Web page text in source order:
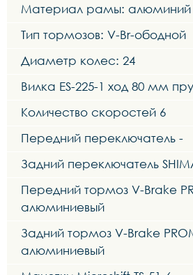
Материал рамы: алюминий
Тип тормозов: V-Br-ободной
Диаметр колес: 24
Вилка ES-225-1 ход 80 мм
Количество скоростей 6
Передний переключатель -
Задний переключатель
Передний тормоз V-Brake
алюминиевый
Задний тормоз V-Brake
алюминиевый